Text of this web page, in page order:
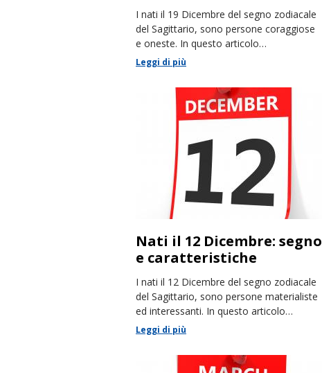
I nati il 19 Dicembre del segno zodiacale
del Sagittario, sono persone coraggiose
e oneste. In questo articolo
racconteremo le loro caratteristiche.
Leggi di più
Nati il 12 Dicembre: segno
e caratteristiche
I nati il 12 Dicembre del segno zodiacale
del Sagittario, sono persone materialiste
ed interessanti. In questo articolo
racconteremo le loro caratteristiche.
Leggi di più